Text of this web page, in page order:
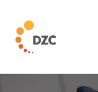
Skip